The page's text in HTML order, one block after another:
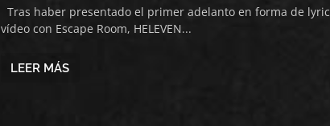
Tras haber presentado el primer adelanto en forma de lyric
vídeo con Escape Room, HELEVEN...
LEER MÁS